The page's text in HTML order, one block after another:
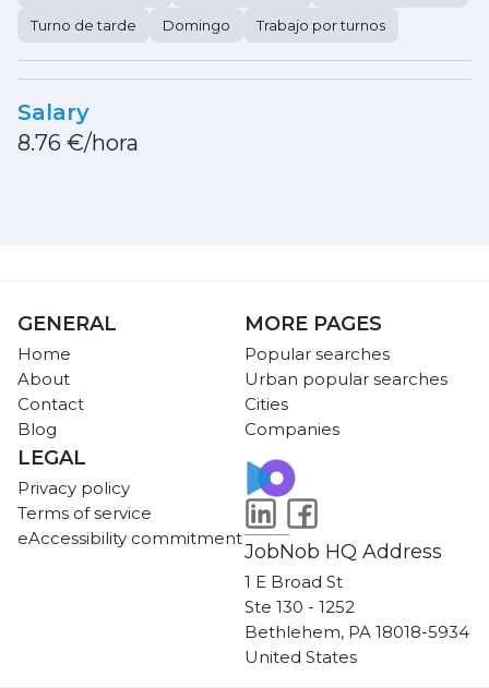
Turno de tarde
Domingo Trabajo por turnos
Salary
8.76 €/hora
GENERAL
Home
About
Contact
Blog
MORE PAGES
Popular searches
Urban popular searches
Cities
Companies
LEGAL
Privacy policy
Terms of service
eAccessibility commitment
JobNob HQ Address
1 E Broad St
Ste 130 - 1252
Bethlehem, PA 18018-5934
United States